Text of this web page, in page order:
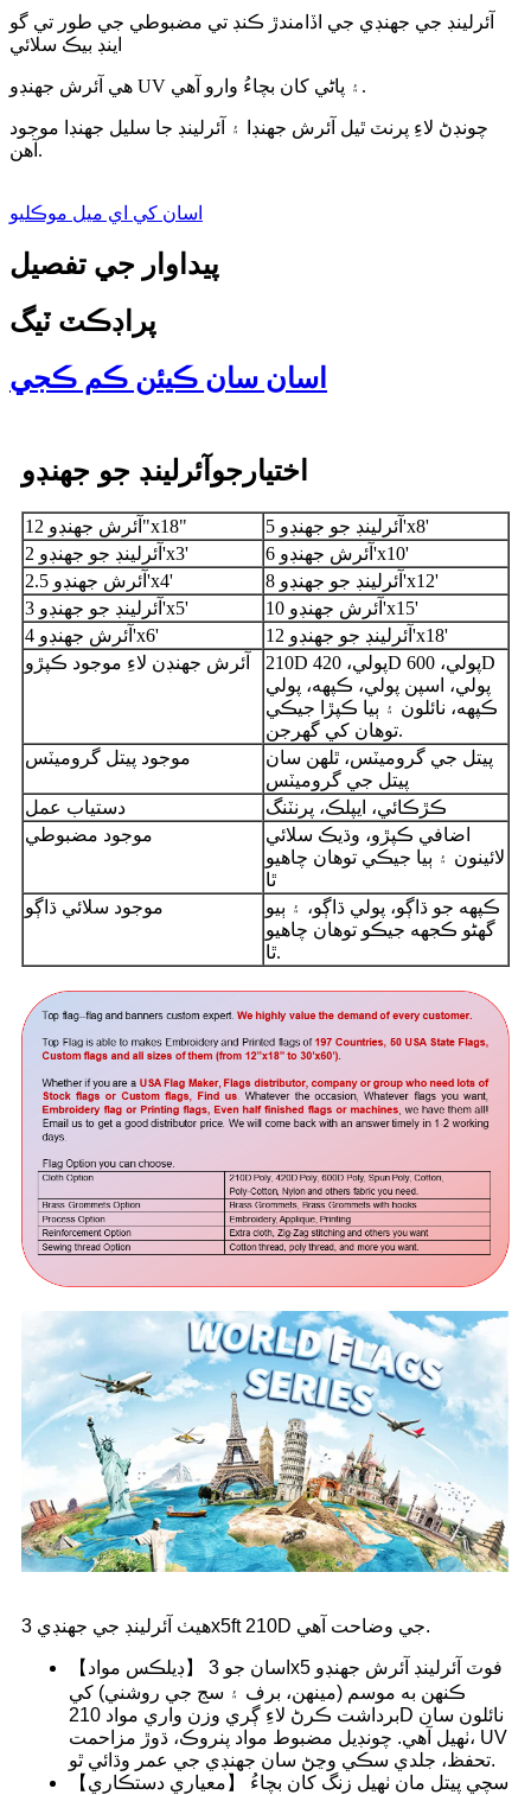
آئرلينڊ جي جهنڊي جي اڏامندڙ ڪنڊ تي مضبوطي جي طور تي گو
اينڊ بيڪ سلائي
هي آئرش جهنڊو UV ۽ پاڻي کان بچاءُ وارو آهي.
چونڊڻ لاءِ پرنٽ ٿيل آئرش جهنڊا ۽ آئرلينڊ جا سليل جهنڊا موجود
آهن.
اسان کي اي ميل موڪليو
پيداوار جي تفصيل
پراڊڪٽ ٽيگ
اسان سان ڪيئن ڪم ڪجي
اختيار جو آئرلينڊ جو جهنڊو
آئرش جهنڊو 12"x18"
آئرلينڊ جو جهنڊو 5'x8'
آئرلينڊ جو جهنڊو 2'x3'
آئرش جهنڊو 6'x10'
آئرش جهنڊو 2.5'x4'
آئرلينڊ جو جهنڊو 8'x12'
آئرلينڊ جو جهنڊو 3'x5'
آئرش جهنڊو 10'x15'
آئرش جهنڊو 4'x6'
آئرلينڊ جو جهنڊو 12'x18'
آئرش جهنڊن لاءِ موجود ڪپڙو
210D پولي، 420D پولي، 600D
پولي، اسپن پولي، ڪپهه، پولي
ڪپهه، نائلون ۽ ٻيا ڪپڙا جيڪي
توهان کي گهرجن.
موجود پيتل گروميٽس
پيتل جي گروميٽس، ٿلهن سان
پيتل جي گروميٽس
دستياب عمل
ڪڙڪائي، ايپلڪ، پرنٽنگ
موجود مضبوطي
اضافي ڪپڙو، وڌيڪ سلائي
لائينون ۽ ٻيا جيڪي توهان چاهيو
ٿا
موجود سلائي ڌاڳو
ڪپهه جو ڌاڳو، پولي ڌاڳو، ۽ ٻيو
گهڻو ڪجهه جيڪو توهان چاهيو
ٿا.
هيٺ آئرلينڊ جي جهنڊي 3x5ft 210D جي وضاحت آهي.
【ڊيلڪس مواد】 اسان جو 3x5 فوٽ آئرلينڊ آئرش جهنڊو
ڪنهن به موسم (مينهن، برف ۽ سج جي روشني) کي
برداشت ڪرڻ لاءِ ڳري وزن واري مواد 210D نائلون سان
ٺهيل آهي. چونڊيل مضبوط مواد پنروڪ، ڌوڙ مزاحمت، UV
تحفظ، جلدي سڪي وڃڻ سان جهنڊي جي عمر وڌائي ٿو.
【معياري دستڪاري】 سچي پيتل مان ٺهيل زنگ کان بچاءُ